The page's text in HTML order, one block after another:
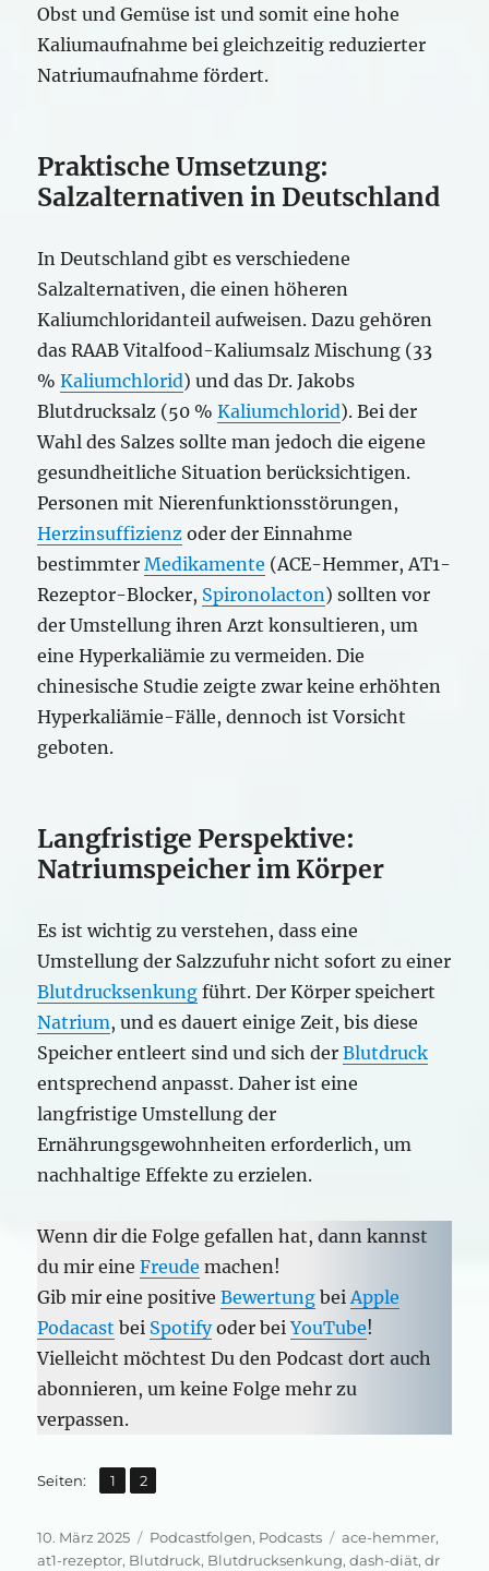
Obst und Gemüse ist und somit eine hohe
Kaliumaufnahme bei gleichzeitig reduzierter
Natriumaufnahme fördert.
Praktische Umsetzung:
Salzalternativen in Deutschland
In Deutschland gibt es verschiedene
Salzalternativen, die einen höheren
Kaliumchloridanteil aufweisen. Dazu gehören
das RAAB Vitalfood-Kaliumsalz Mischung (33
%Kaliumchlorid) und das Dr. Jakobs
Blutdrucksalz (50 %Kaliumchlorid). Bei der
Wahl des Salzes sollte man jedoch die eigene
gesundheitliche Situation berücksichtigen.
Personen mit Nierenfunktionsstörungen,
Herzinsuffizienz oder der Einnahme
bestimmterMedikamente (ACE-Hemmer, AT1-
Rezeptor-Blocker, Spironolacton) sollten vor
der Umstellung ihren Arzt konsultieren, um
eine Hyperkaliämie zu vermeiden. Die
chinesische Studie zeigte zwar keine erhöhten
Hyperkaliämie-Fälle, dennoch ist Vorsicht
geboten.
Langfristige Perspektive:
Natriumspeicher im Körper
Es ist wichtig zu verstehen, dass eine
Umstellung der Salzzufuhr nicht sofort zu einer
Blutdrucksenkung führt. Der Körper speichert
Natrium, und es dauert einige Zeit, bis diese
Speicher entleert sind und sich derBlutdruck
entsprechend anpasst. Daher ist eine
langfristige Umstellung der
Ernährungsgewohnheiten erforderlich, um
nachhaltige Effekte zu erzielen.
Wenn dir die Folge gefallen hat, dann kannst
du mir eineFreude machen!
Gib mir eine positiveBewertung beiApple
Podacast bei Spotifyoder beiYouTube!
Vielleicht möchtest Du den Podcast dort auch
abonnieren, um keine Folge mehr zu
verpassen.
Seiten: Seite
1 ,
Seite
2
Veröffentlicht
am
10. März 2025 Kategorien
Podcastfolgen, Podcasts Schlagwörter
ace-hemmer,
at1-rezeptor, Blutdruck, Blutdrucksenkung,dash-diät,dr